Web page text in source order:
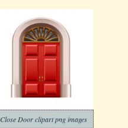
Close Door clipart png images